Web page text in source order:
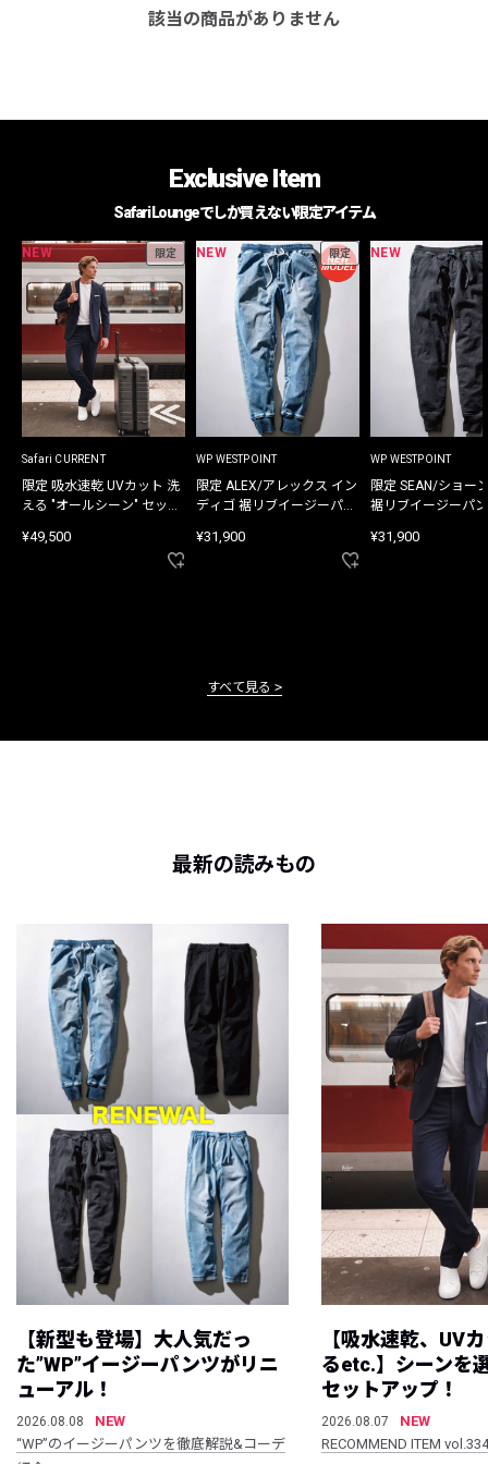
該当の商品がありません
Exclusive Item
Safari Loungeでしか買えない限定アイテム
NEW 限定
Safari CURRENT
限定 吸水速乾 UVカット 洗
える "オールシーン" セット
¥49,500
NEW 限定
WP WESTPOINT
限定 ALEX/アレックス イン
ディゴ 裾リブイージーパン
¥31,900
NEW
WP WESTPOINT
限定 SEAN/ショー
裾リブイージーパ
¥31,900
すべて見る
最新の読みもの
【新型も登場】大人気だっ
た”WP”イージーパンツがリニ
ューアル！
2026.08.08
NEW
“WP”のイージーパンツを徹底解説&コーデ
【吸水速乾、UV
るetc.】シーンを
セットアップ！
2026.08.07
NEW
RECOMMEND ITEM vol.334